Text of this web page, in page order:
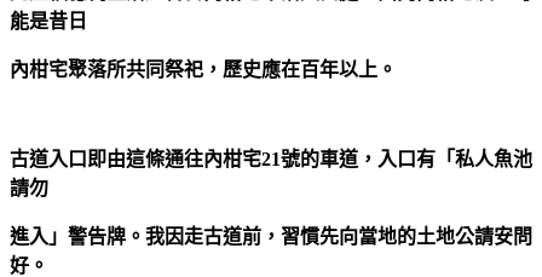
能是昔日
內柑宅聚落所共同祭祀，歷史應在百年以上。
古道入口即由這條通往內柑宅21號的車道，入口有「私人魚池
請勿
進入」警告牌。我因走古道前，習慣先向當地的土地公請安問
好。